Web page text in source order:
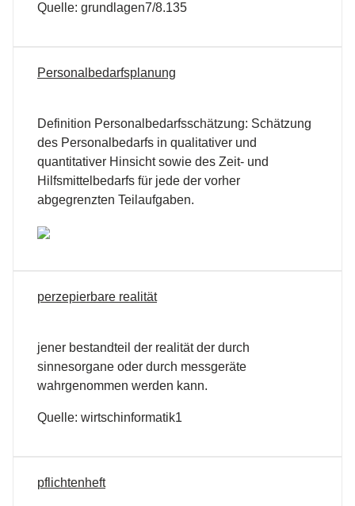
Quelle: grundlagen7/8.135
Personalbedarfsplanung
Definition Personalbedarfsschätzung: Schätzung
des Personalbedarfs in qualitativer und
quantitativer Hinsicht sowie des Zeit- und
Hilfsmittelbedarfs für jede der vorher
abgegrenzten Teilaufgaben.
perzepierbare realität
jener bestandteil der realität der durch
sinnesorgane oder durch messgeräte
wahrgenommen werden kann.
Quelle: wirtschinformatik1
pflichtenheft